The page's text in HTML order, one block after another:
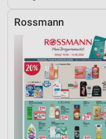
Rossmann